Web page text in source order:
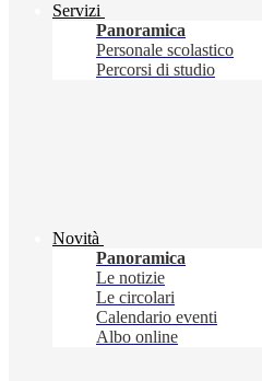
Servizi
Panoramica
Personale scolastico
Percorsi di studio
Novità
Panoramica
Le notizie
Le circolari
Calendario eventi
Albo online